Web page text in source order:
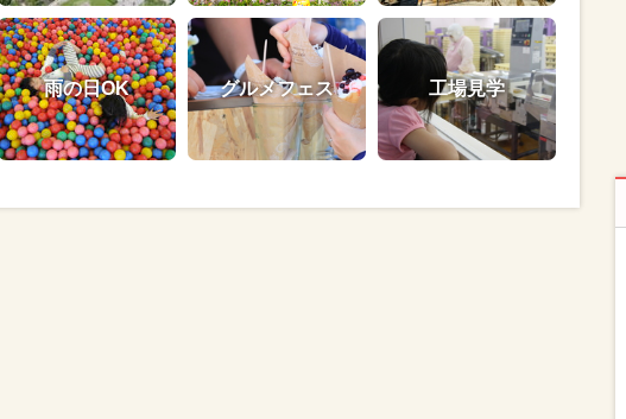
雨の日OK グルメフェス 工場見学